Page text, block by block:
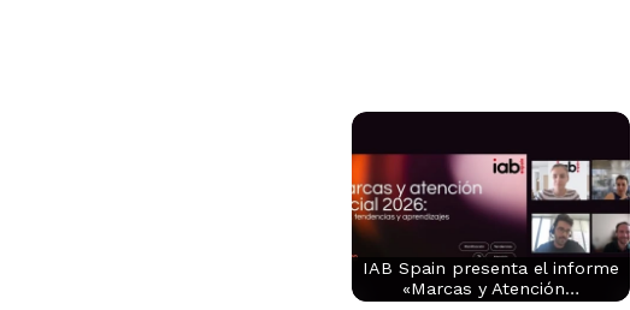
IAB Spain presenta el informe
«Marcas y Atención…